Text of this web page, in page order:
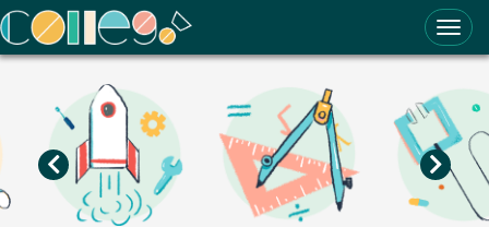
ColleGo! 大學選才與高中育才輔助系統